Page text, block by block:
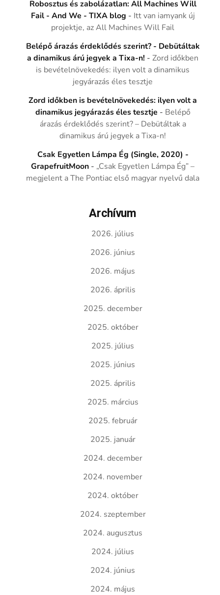
Robosztus és zabolázatlan: All Machines Will
Fail - And We - TIXA blog - Itt van iamyank új
projektje, az All Machines Will Fail
Belépő árazás érdeklődés szerint? - Debütáltak
a dinamikus árú jegyek a Tixa-n! -Zord időkben
is bevételnövekedés: ilyen volt a dinamikus
jegyárazás éles tesztje
Zord időkben is bevételnövekedés: ilyen volt a
dinamikus jegyárazás éles tesztje - Belépő
árazás érdeklődés szerint? – Debütáltak a
dinamikus árú jegyek a Tixa-n!
Csak Egyetlen Lámpa Ég (Single, 2020) -
GrapefruitMoon - „Csak Egyetlen Lámpa Ég” –
megjelent a The Pontiac első magyar nyelvű dala
Archívum
2026. július
2026. június
2026. május
2026. április
2025. december
2025. október
2025. július
2025. június
2025. április
2025. március
2025. február
2025. január
2024. december
2024. november
2024. október
2024. szeptember
2024. augusztus
2024. július
2024. június
2024. május